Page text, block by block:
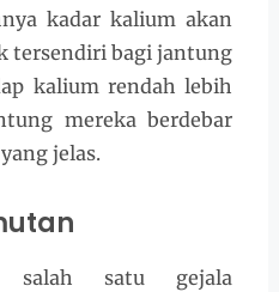
kadar kalium akan
tersendiri bagi jantung
kalium rendah lebih
mereka berdebar
jelas.
salah satu gejala